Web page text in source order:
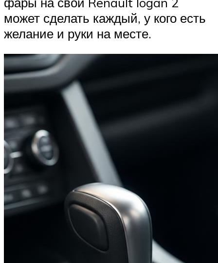
может сделать каждый, у кого есть
желание и руки на месте.